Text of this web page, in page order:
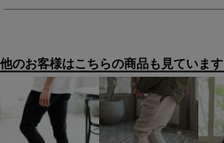
他のお客様はこちらの商品も見ています